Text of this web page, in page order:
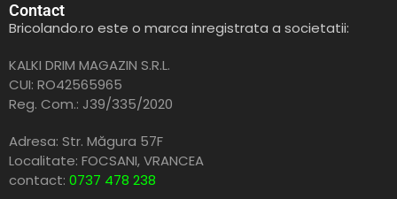
Contact
Bricolando.ro este o marca inregistrata a societatii:
KALKI DRIM MAGAZIN S.R.L.
CUI: RO42565965
Reg. Com.: J39/335/2020
Adresa: Str. Măgura 57F
Localitate: FOCSANI,VRANCEA
contact: 0737 478 238